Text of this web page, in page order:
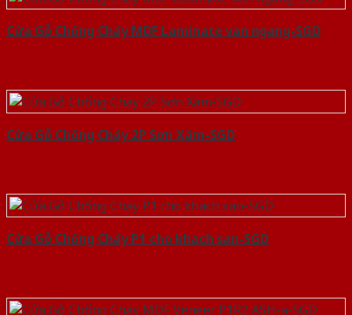
Cửa Gỗ Chống Cháy MDF Laminate van ngang-SGD
Cửa Gỗ Chống Cháy 2P Sơn Xám-SGD
Cửa Gỗ Chống Cháy P1 cho khach san-SGD